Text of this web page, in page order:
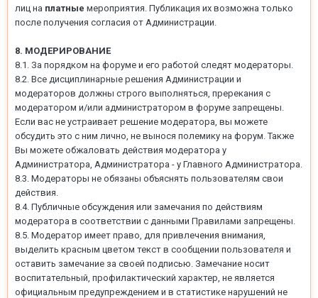
лиц на платные мероприятия. Публикация их возможна только
после получения согласия от Администрации.
8. МОДЕРИРОВАНИЕ
8.1. За порядком на форуме и его работой следят модераторы.
8.2. Все дисциплинарные решения Администрации и
модераторов должны строго выполняться, пререкания с
модератором и/или администратором в форуме запрещены.
Если вас не устраивает решение модератора, вы можете
обсудить это с ним лично, не вынося полемику на форум. Также
Вы можете обжаловать действия модератора у
Администратора, Администратора - у Главного Администратора.
8.3. Модераторы не обязаны объяснять пользователям свои
действия.
8.4. Публичные обсуждения или замечания по действиям
модератора в соответствии с данными Правилами запрещены.
8.5. Модератор имеет право, для привлечения внимания,
выделить красным цветом текст в сообщении пользователя и
оставить замечание за своей подписью. Замечание носит
воспитательный, профилактический характер, не является
официальным предупреждением и в статистике нарушений не